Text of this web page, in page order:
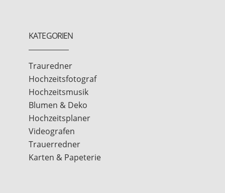
KATEGORIEN
Trauredner
Hochzeitsfotograf
Hochzeitsmusik
Blumen & Deko
Hochzeitsplaner
Videografen
Trauerredner
Karten & Papeterie